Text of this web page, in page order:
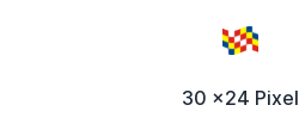
30 x24 Pixel